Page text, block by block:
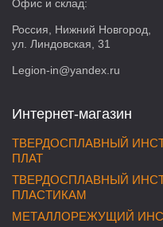
Офис и склад:
Россия, Нижний Новгород,
ул. Линдовская, 31
Legion-in@yandex.ru
Интернет-магазин
ТВЕРДОСПЛАВНЫЙ
ПЛАТ
ТВЕРДОСПЛАВНЫЙ
ПЛАСТИКАМ
МЕТАЛЛОРЕЖУЩИЙ